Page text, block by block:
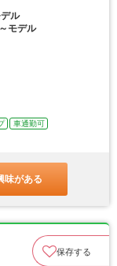
ル
モデル
車通勤可
味がある
保存する